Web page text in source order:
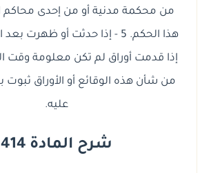
من محكمة مدنية أو من إحدى محاكم
هذا الحكم. 5 - إذا حدثت أو ظهرت
إذا قدمت أوراق لم تكن معلومة وقت
من شأن هذه الوقائع أو الأوراق ثبوت
عليه.
شرح المادة 414